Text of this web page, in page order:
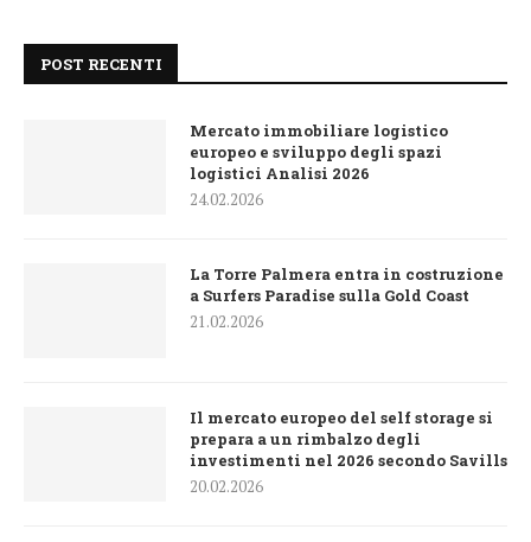
POST RECENTI
Mercato immobiliare logistico
europeo e sviluppo degli spazi
logistici Analisi 2026
24.02.2026
La Torre Palmera entra in costruzione
a Surfers Paradise sulla Gold Coast
21.02.2026
Il mercato europeo del self storage si
prepara a un rimbalzo degli
investimenti nel 2026 secondo Savills
20.02.2026